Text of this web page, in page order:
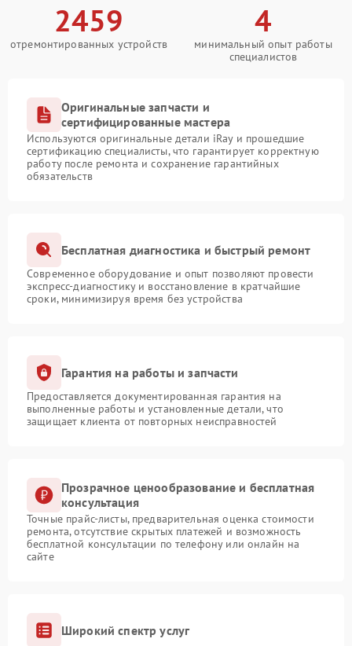
2459
отремонтированных устройств
4
минимальный опыт работы
специалистов
Оригинальные запчасти и
сертифицированные мастера
Используются оригинальные детали iRay и прошедшие
сертификацию специалисты, что гарантирует корректную
работу после ремонта и сохранение гарантийных
обязательств
Бесплатная диагностика и быстрый ремонт
Современное оборудование и опыт позволяют провести
экспресс-диагностику и восстановление в кратчайшие
сроки, минимизируя время без устройства
Гарантия на работы и запчасти
Предоставляется документированная гарантия на
выполненные работы и установленные детали, что
защищает клиента от повторных неисправностей
Прозрачное ценообразование и бесплатная
консультация
Точные прайс-листы, предварительная оценка стоимости
ремонта, отсутствие скрытых платежей и возможность
бесплатной консультации по телефону или онлайн на
сайте
Широкий спектр услуг